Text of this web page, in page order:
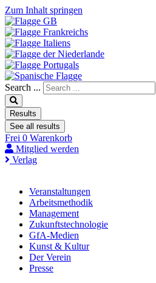
Zum Inhalt springen
Search ...
Results
See all results
Frei 0 Warenkorb
Mitglied werden
Verlag
Veranstaltungen
Arbeitsmethodik
Management
Zukunftstechnologie
GfA-Medien
Kunst & Kultur
Der Verein
Presse